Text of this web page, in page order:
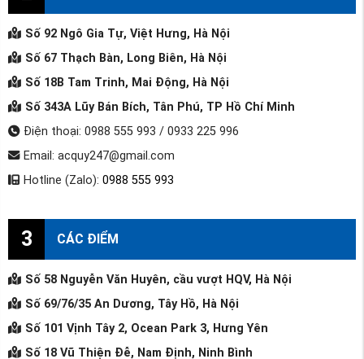
Số 92 Ngô Gia Tự, Việt Hưng, Hà Nội
Số 67 Thạch Bàn, Long Biên, Hà Nội
Số 18B Tam Trinh, Mai Động, Hà Nội
Số 343A Lũy Bán Bích, Tân Phú, TP Hồ Chí Minh
Điện thoại: 0988 555 993 / 0933 225 996
Email: acquy247@gmail.com
Hotline (Zalo): 0988 555 993
3 CÁC ĐIỂM
Số 58 Nguyễn Văn Huyên, cầu vượt HQV, Hà Nội
Số 69/76/35 An Dương, Tây Hồ, Hà Nội
Số 101 Vịnh Tây 2, Ocean Park 3, Hưng Yên
Số 18 Vũ Thiện Đễ, Nam Định, Ninh Bình